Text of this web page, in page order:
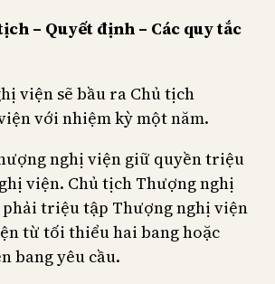
– Quyết định – Các quy tắc
viện sẽ bầu ra Chủ tịch
với nhiệm kỳ một năm.
nghị viện giữ quyền triệu
viện. Chủ tịch Thượng nghị
triệu tập Thượng nghị viện
từ tối thiểu hai bang hoặc
bang yêu cầu.